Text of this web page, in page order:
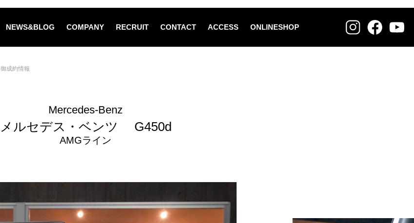
NEWS&BLOG COMPANY RECRUIT CONTACT ACCESS ONLINESHOP
御成約情報
Mercedes-Benz
メルセデス・ベンツ G450d
AMGライン